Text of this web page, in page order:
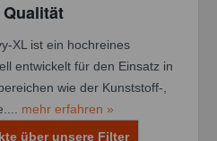
XL ist ein hochreines
entwickelt für den Einsatz in
wie der Kunststoff-,
mehr erfahren »
über unsere Filter